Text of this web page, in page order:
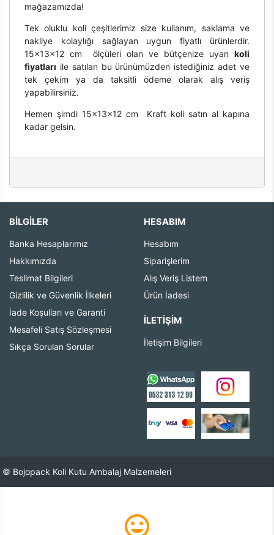
mağazamızda!
Tek oluklu koli çeşitlerimiz size kullanım, saklama ve
nakliye kolaylığı sağlayan uygun fiyatlı ürünlerdir.
15x13x12 cm ölçüleri olan ve bütçenize uyankoli
fiyatları ile satılan bu ürünümüzden istediğiniz adet ve
tek çekim ya da taksitli ödeme olarak alış veriş
yapabilirsiniz.
Hemen şimdi 15x13x12 cm Kraft koli satın al kapına
kadar gelsin.
BİLGİLER
Banka Hesaplarımız
Hakkımızda
Teslimat Bilgileri
Gizlilik ve Güvenlik İlkeleri
İade Koşulları ve Garanti
Mesafeli Satış Sözleşmesi
Sıkça Sorulan Sorular
HESABIM
Hesabım
Siparişlerim
Alış Veriş Listem
Ürün İadesi
İLETIŞIM
İletişim Bilgileri
© Bojopack Koli Kutu Ambalaj Malzemeleri